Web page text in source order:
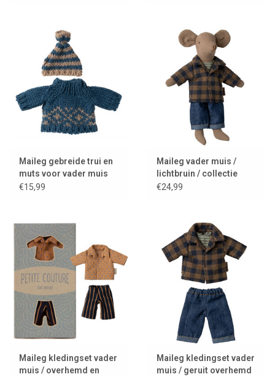
Maileg gebreide trui en
muts voor vader muis
€15,99
Maileg vader muis /
lichtbruin / collectie
2025
€24,99
Maileg kledingset vader
muis / overhemd en
Maileg kledingset vader
muis / geruit overhemd